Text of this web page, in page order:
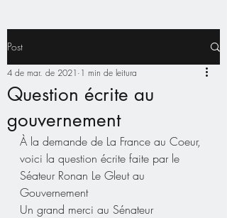
Post
Question écrite au
gouvernement
4 de mar. de 2021 1 min de leitura
À la demande de La France au Coeur,
voici la question écrite faite par le
Séateur Ronan Le Gleut au
Gouvernement
Un grand merci au Sénateur